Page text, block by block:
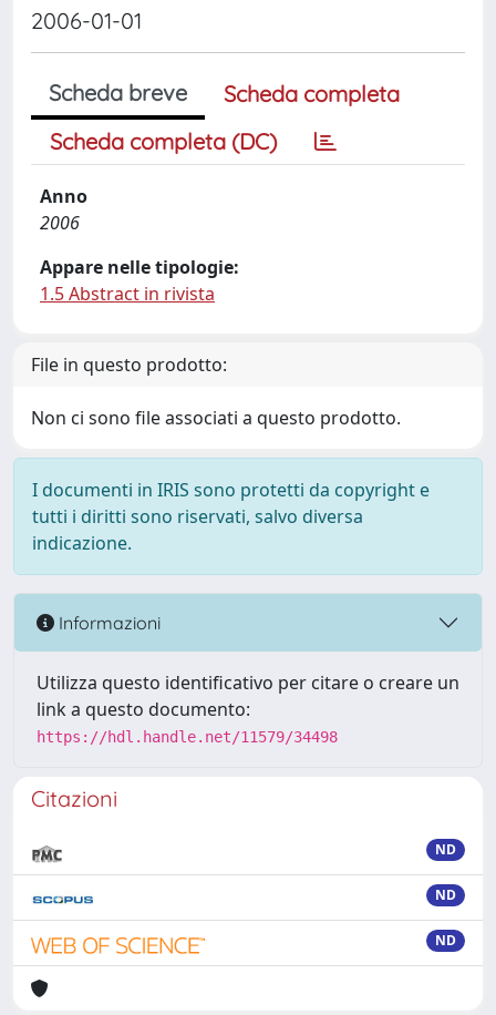
2006-01-01
Scheda breve
Scheda completa
Scheda completa (DC)
Anno
2006
Appare nelle tipologie:
1.5 Abstract in rivista
File in questo prodotto:
Non ci sono file associati a questo prodotto.
I documenti in IRIS sono protetti da copyright e
tutti i diritti sono riservati, salvo diversa
indicazione.
Informazioni
Utilizza questo identificativo per citare o creare un
link a questo documento:
https://hdl.handle.net/11579/34498
Citazioni
ND
ND
ND